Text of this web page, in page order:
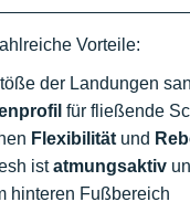
Vorteile:
der Landungen
für fließende
Flexibilität und
istatmungsaktiv
hinteren Fußbereich